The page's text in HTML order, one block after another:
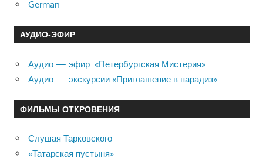
German
АУДИО-ЭФИР
Аудио — эфир: «Петербургская Мистерия»
Аудио — экскурсии «Приглашение в парадиз»
ФИЛЬМЫ ОТКРОВЕНИЯ
Слушая Тарковского
«Татарская пустыня»